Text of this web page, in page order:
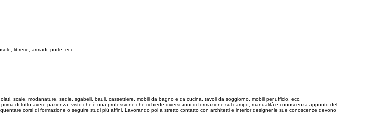
librerie, armadi, porte, ecc.
scale, modanature, sedie, sgabelli, bauli, cassettiere, mobili da bagno e da cucina, tavoli da soggiorno, mobili per ufficio, ecc.
di tutto avere pazienza, visto che è una professione che richiede diversi anni di formazione sul campo, manualità e conoscenza appunto del
corsi di formazione o seguire studi più affini. Lavorando poi a stretto contatto con architetti e interior designer le sue conoscenze devono